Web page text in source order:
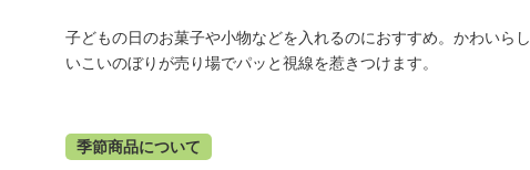
子どもの日のお菓子や小物などを入れるのにおすすめ。かわいらし
いこいのぼりが売り場でパッと視線を惹きつけます。
季節商品について